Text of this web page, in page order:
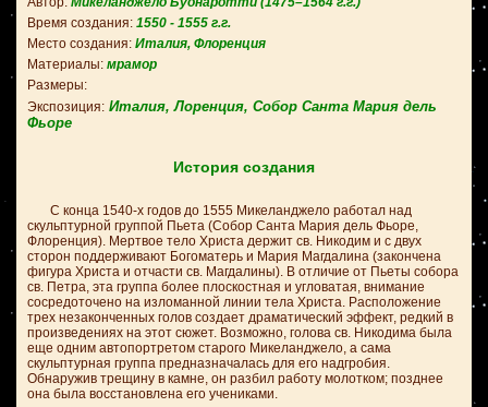
Время создания: 1550 - 1555 г.г.
Место создания: Италия, Флоренция
Материалы: мрамор
Размеры:
Экспозиция: Италия, Лоренция, Собор Санта Мария дель
Фьоре
История создания
С конца 1540-х годов до 1555 Микеланджело работал над
скульптурной группой Пьета (Собор Санта Мария дель Фьоре,
Флоренция). Мертвое тело Христа держит св. Никодим и с двух
сторон поддерживают Богоматерь и Мария Магдалина (закончена
фигура Христа и отчасти св. Магдалины). В отличие от Пьеты собора
св. Петра, эта группа более плоскостная и угловатая, внимание
сосредоточено на изломанной линии тела Христа. Расположение
трех незаконченных голов создает драматический эффект, редкий в
произведениях на этот сюжет. Возможно, голова св. Никодима была
еще одним автопортретом старого Микеланджело, а сама
скульптурная группа предназначалась для его надгробия.
Обнаружив трещину в камне, он разбил работу молотком; позднее
она была восстановлена его учениками.